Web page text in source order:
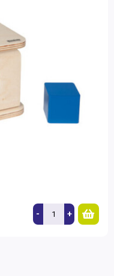
- +